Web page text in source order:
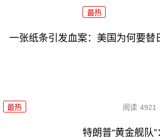
最热
一张纸条引发血案：美国为何要替
最热 阅读 4921
特朗普“黄金舰队